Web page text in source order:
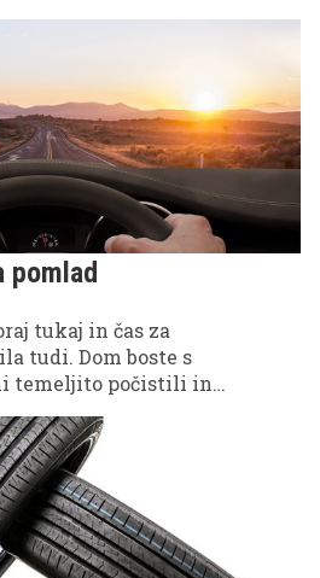
pa kljub temu
z menjavo, saj nas
preseneti.
pomlad
tukaj in čas za
tudi. Dom boste s
temeljito počistili in
pa boste jeklenega konjička
od znotraj. Bodisi boste to
za vas opravil avtoservis.